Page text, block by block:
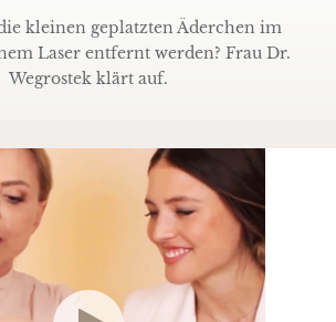
kleinen geplatzten Äderchen im
Laser entfernt werden? Frau Dr.
Wegrostek klärt auf.